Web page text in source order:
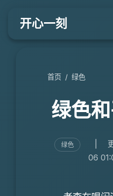
开心一刻
首页 / 绿色
绿色
绿色
06